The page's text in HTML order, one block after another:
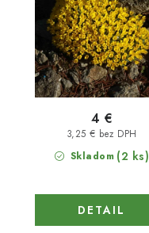
Skladom (2 ks)
3,25 € bez DPH
4 €
DETAIL